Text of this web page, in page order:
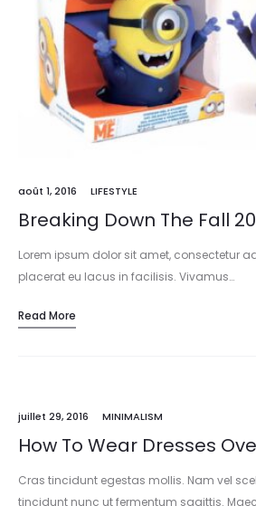
août 1, 2016 LIFESTYLE
Breaking Down The Fall
Lorem ipsum dolor sit amet, consectetur
placerat eu lacus in facilisis. Vivamus…
Read More
juillet 29, 2016 MINIMALISM
How To Wear Dresses
Cras tincidunt egestas mollis. Nam vel
tincidunt nunc ut fermentum sagittis.